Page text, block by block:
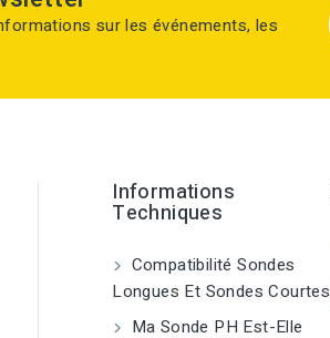
sur les événements, les
Informations
Techniques
Compatibilité Sondes
Longues Et Sondes Courtes
Ma Sonde PH Est-Elle